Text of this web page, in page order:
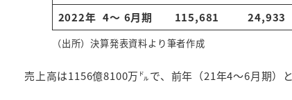
2022年 4～ 6月期
115,681 24,933
（出所）決算発表資料より筆者作成
売上高は1156億8100万㌦で、前年（21年4～6月期）